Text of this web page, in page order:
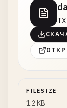
FILESIZE
1.2 KB